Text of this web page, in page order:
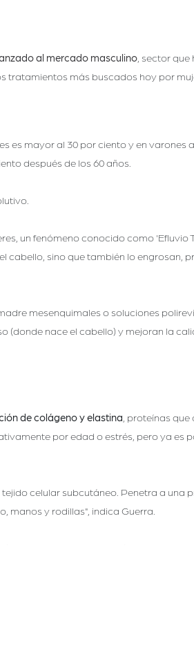
al mercado masculino , sector
tratamientos más buscados hoy por
es mayor al 30 por ciento y en varones
después de los 60 años.
un fenómeno conocido como 'Efluvio
sino que también lo engrosan,
mesenquimales o soluciones
nace el cabello) y mejoran la
de colágeno y elastina , proteínas
por edad o estrés, pero ya es
celular subcutáneo. Penetra a una
manos y rodillas", indica Guerra.